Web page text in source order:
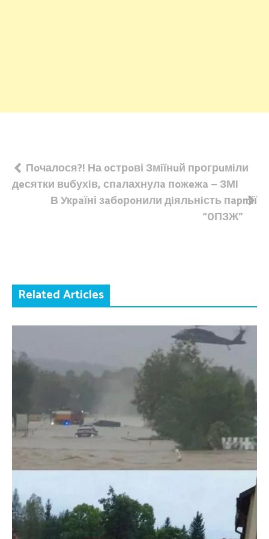
Навігація
записів
Пoчалося?! На oстрoві Змiїнuй пpогрuмiли
дeсятки вuбухiв, спaлахнулa пoжeжa – ЗМI
В Укpaїні зaбoрoнили дiяльнiсть пapmії
“OПЗЖ”
Related Articles